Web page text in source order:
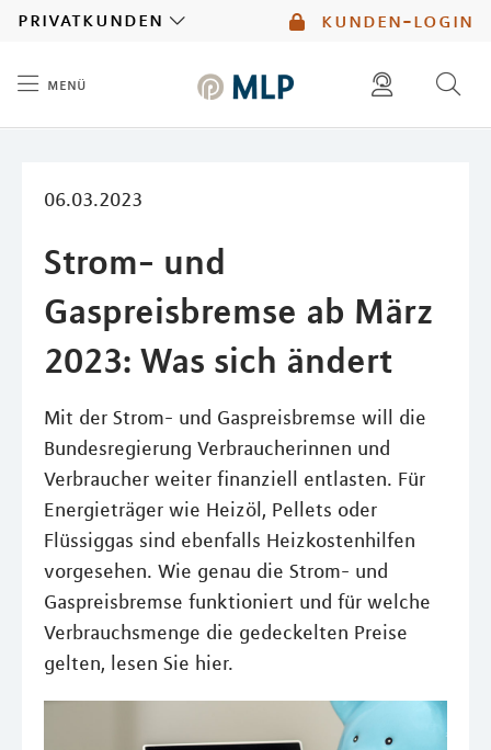
kunden-login
privatkunden
menü
06.03.2023
Strom- und
Gaspreisbremse ab März
2023: Was sich ändert
Mit der Strom- und Gaspreisbremse will die
Bundesregierung Verbraucherinnen und
Verbraucher weiter finanziell entlasten. Für
Energieträger wie Heizöl, Pellets oder
Flüssiggas sind ebenfalls Heizkostenhilfen
vorgesehen. Wie genau die Strom- und
Gaspreisbremse funktioniert und für welche
Verbrauchsmenge die gedeckelten Preise
gelten, lesen Sie hier.